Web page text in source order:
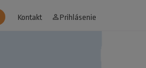
Kontakt person_outline Prihlásenie